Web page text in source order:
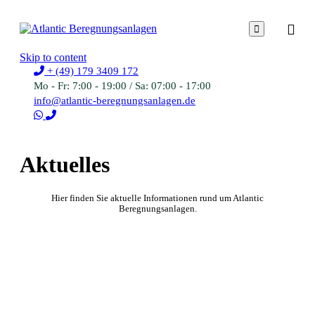

Skip to content
+ (49) 179 3409 172
Mo - Fr: 7:00 - 19:00 / Sa: 07:00 - 17:00
info@atlantic-beregnungsanlagen.de
Aktuelles
Hier finden Sie aktuelle Informationen rund um Atlantic
Beregnungsanlagen.